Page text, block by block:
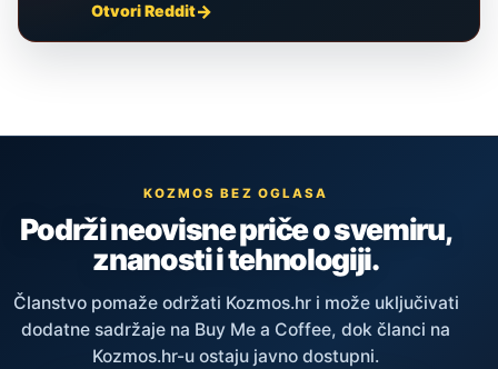
Otvori Reddit
KOZMOS BEZ OGLASA
Podrži neovisne priče o svemiru,
znanosti i tehnologiji.
Članstvo pomaže održati Kozmos.hr i može uključivati
dodatne sadržaje na Buy Me a Coffee, dok članci na
Kozmos.hr-u ostaju javno dostupni.